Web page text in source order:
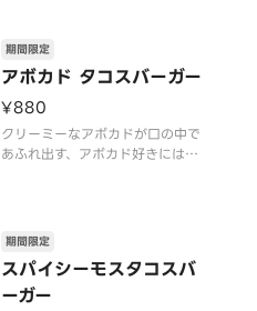
6年9月上旬頃までの販売予定】
※店舗によっては、期間内に販売
を終了する場合がございます。※
辛くて食べられない場合がござい
ますので、お子
アボカド タコスバーガー
期間限定
¥880
クリーミーなアボカドが口の中で
あふれ出す、アボカド好きにはた
でレモンを絞ってお召しあがりく
ださい。
【2026年7月15日（水）〜202
6年9月上旬頃までの販売予定】
スパイシーモスタコスバ
ーガー
期間限定